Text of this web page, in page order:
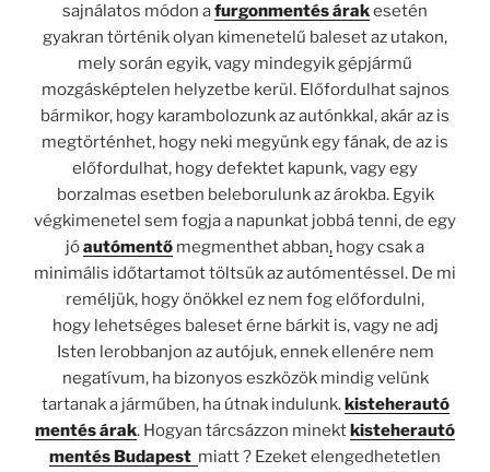
sajnálatos módon afurgonmentés árakesetén
gyakran történik olyan kimenetelű baleset az utakon,
mely során egyik, vagy mindegyik gépjármű
mozgásképtelen helyzetbe kerül. Előfordulhat sajnos
bármikor, hogy karambolozunk az autónkkal, akár az is
megtörténhet, hogy neki megyünk egy fának, de az is
előfordulhat, hogy defektet kapunk, vagy egy
borzalmas esetben beleborulunk az árokba. Egyik
végkimenetel sem fogja a napunkat jobbá tenni, de egy
jóautómentő megmenthet abban, hogy csak a
minimális időtartamot töltsük az autómentéssel. De mi
reméljük, hogy önökkel ez nem fog előfordulni,
hogy lehetséges baleset érne bárkit is, vagy ne adj
Isten lerobbanjon az autójuk, ennek ellenére nem
negatívum, ha bizonyos eszközök mindig velünk
tartanak a járműben, ha útnak indulunk. kisteherautó
mentés árak. Hogyan tárcsázzon minekt kisteherautó
mentés Budapest miatt ? Ezeket elengedhetetlen